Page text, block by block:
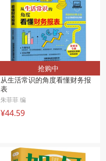
抢购中
从生活常识的角度看懂财务报
表
朱菲菲 编
¥44.59